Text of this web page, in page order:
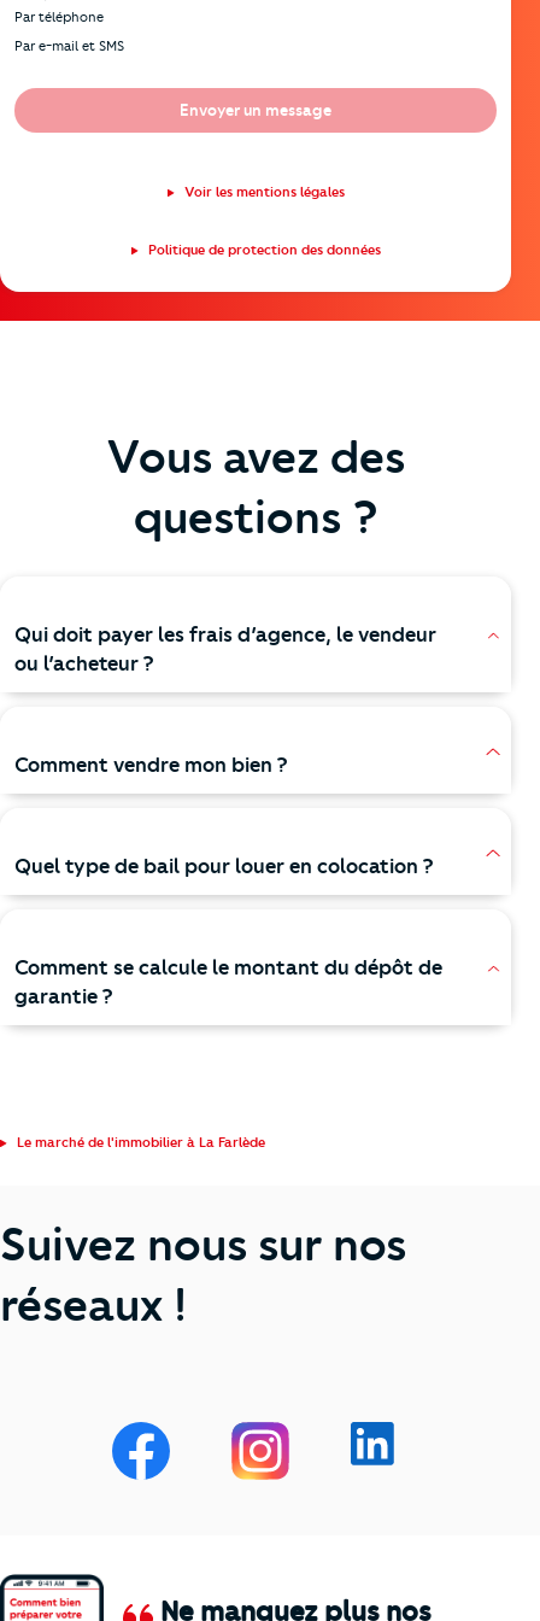
Par téléphone
Par e-mail et SMS
Envoyer un message
Voir les mentions légales
Politique de protection des données
Vous avez des
questions ?
Qui doit payer les frais d’agence, le vendeur
ou l’acheteur ?
Comment vendre mon bien ?
Quel type de bail pour louer en colocation ?
Comment se calcule le montant du dépôt de
garantie ?
Le marché de l'immobilier à La Farlède
Suivez nous sur nos
réseaux !
Ne manquez plus nos